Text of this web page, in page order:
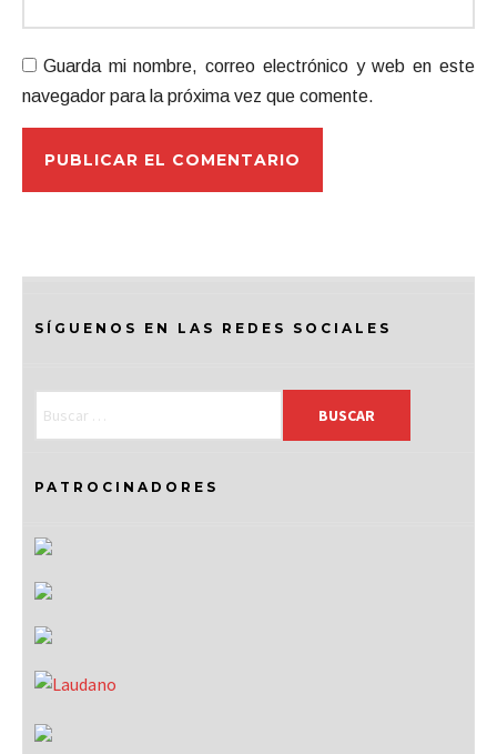
Guarda mi nombre, correo electrónico y web en este
navegador para la próxima vez que comente.
SÍGUENOS EN LAS REDES SOCIALES
PATROCINADORES